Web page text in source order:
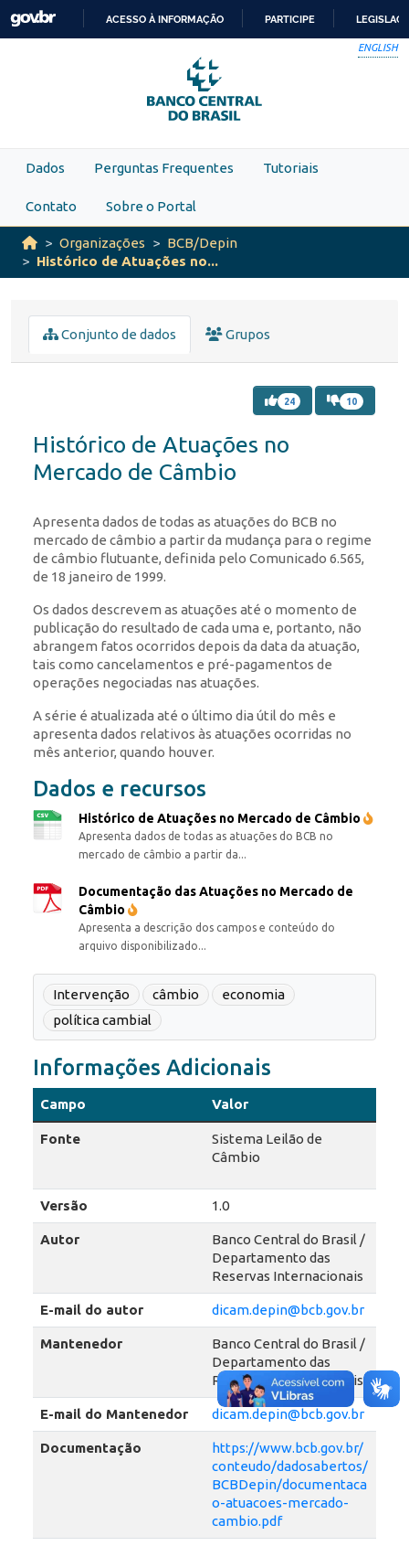
Skip to main content
PARA
O
CONTEÚDO
ACESSO À INFORMAÇÃO PARTICIPE
ENGLISH
Dados Perguntas Frequentes Tutoriais
Contato Sobre o Portal
Organizações
BCB/Depin
Histórico de Atuações no...
Conjunto de dados Grupos
Histórico de Atuações no
Mercado de Câmbio
Apresenta dados de todas as atuações do BCB no
mercado de câmbio a partir da mudança para o regime
de câmbio flutuante, definida pelo Comunicado 6.565,
de 18 janeiro de 1999.
Os dados descrevem as atuações até o momento de
publicação do resultado de cada uma e, portanto, não
abrangem fatos ocorridos depois da data da atuação,
tais como cancelamentos e pré-pagamentos de
operações negociadas nas atuações.
A série é atualizada até o último dia útil do mês e
apresenta dados relativos às atuações ocorridas no
mês anterior, quando houver.
24 10
Dados e recursos
Histórico de Atuações no Mercado de Câmbio
Apresenta dados de todas as atuações do BCB no
mercado de câmbio a partir da...
Documentação das Atuações no Mercado de
Câmbio
Apresenta a descrição dos campos e conteúdo do
arquivo disponibilizado...
Intervenção câmbio
economia
política cambial
Informações Adicionais
Campo Valor
Fonte
Sistema Leilão de
Câmbio
Versão 1.0
Autor
Banco Central do Brasil /
Departamento das
Reservas Internacionais
E-mail do autor dicam.depin@bcb.gov.br
Mantenedor
Banco Central do Brasil /
Departamento das
Reservas Internacionais
E-mail do Mantenedor dicam.depin@bcb.gov.br
Documentação
https://www.bcb.gov.br/
conteudo/dadosabertos/
BCBDepin/documentaca
o-atuacoes-mercado-
cambio.pdf